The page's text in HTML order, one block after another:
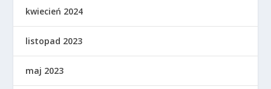
kwiecień 2024
listopad 2023
maj 2023